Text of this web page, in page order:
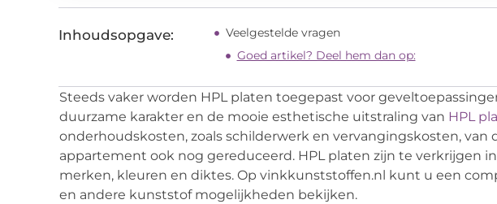
Inhoudsopgave:
Veelgestelde vragen
Goed artikel? Deel hem dan op:
Steeds vaker worden HPL platen toegepast voor
duurzame karakter en de mooie esthetische uitstraling van HPL
onderhoudskosten, zoals schilderwerk en vervangingskosten, van
appartement ook nog gereduceerd. HPL platen zijn te verkrijgen
merken, kleuren en diktes. Op vinkkunststoffen.nl kunt u een
en andere kunststof mogelijkheden bekijken.